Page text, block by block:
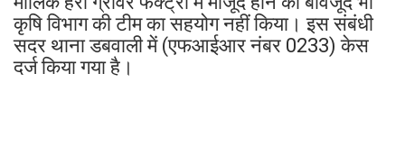
कृषि विभाग की टीम का सहयोग नहीं किया। इस संबंधी
सदर थाना डबवाली में (एफआईआर नंबर 0233) केस
दर्ज किया गया है।